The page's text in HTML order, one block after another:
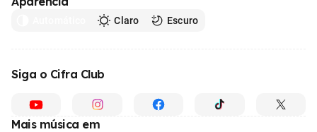
Claro Escuro
Siga o Cifra Club
Mais música em